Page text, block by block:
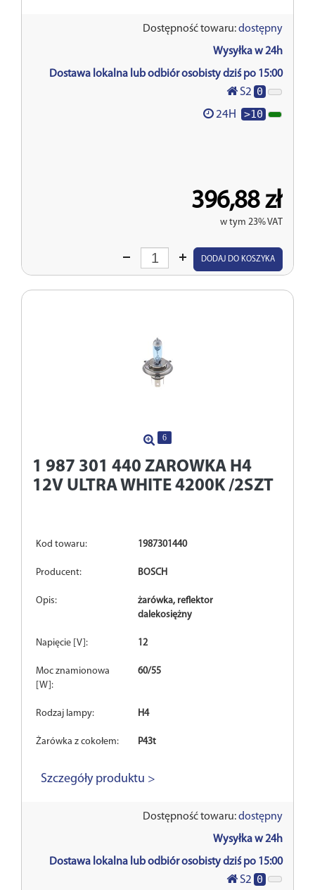
Dostępność towaru:dostępny
Wysyłka w 24h
Dostawa lokalna lub odbiór osobisty dziś po 15:00
S2 0
24H >10
396,88 zł
w tym 23% VAT
Wprowadź
DODAJ DO KOSZYKA
6
1 987 301 440 ZAROWKA H4
12V ULTRA WHITE 4200K /2SZT
Kod towaru: 1987301440
Producent: BOSCH
Opis:
żarówka, reflektor
dalekosiężny
Napięcie [V]: 12
Moc znamionowa
[W]:
60/55
Rodzaj lampy: H4
Żarówka z cokołem: P43t
Szczegóły produktu >
Dostępność towaru:dostępny
Wysyłka w 24h
Dostawa lokalna lub odbiór osobisty dziś po 15:00
S2 0